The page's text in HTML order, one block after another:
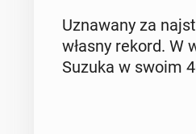
Uzna­wa­ny za
własny rekord. W
Suzuka w swoim